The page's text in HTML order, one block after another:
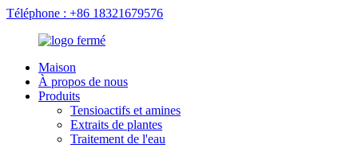
Téléphone : +86 18321679576
Maison
À propos de nous
Produits
Tensioactifs et amines
Extraits de plantes
Traitement de l'eau